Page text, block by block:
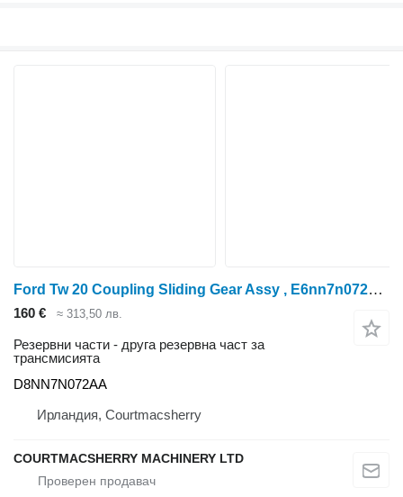
Ford Tw 20 Coupling Sliding Gear Assy , E6nn7n072ca, 83959 D8NN7N072AA за колесен трактор
160 € ≈ 313,50 лв.
Резервни части - друга резервна част за
трансмисията
D8NN7N072AA
Ирландия, Courtmacsherry
COURTMACSHERRY MACHINERY LTD